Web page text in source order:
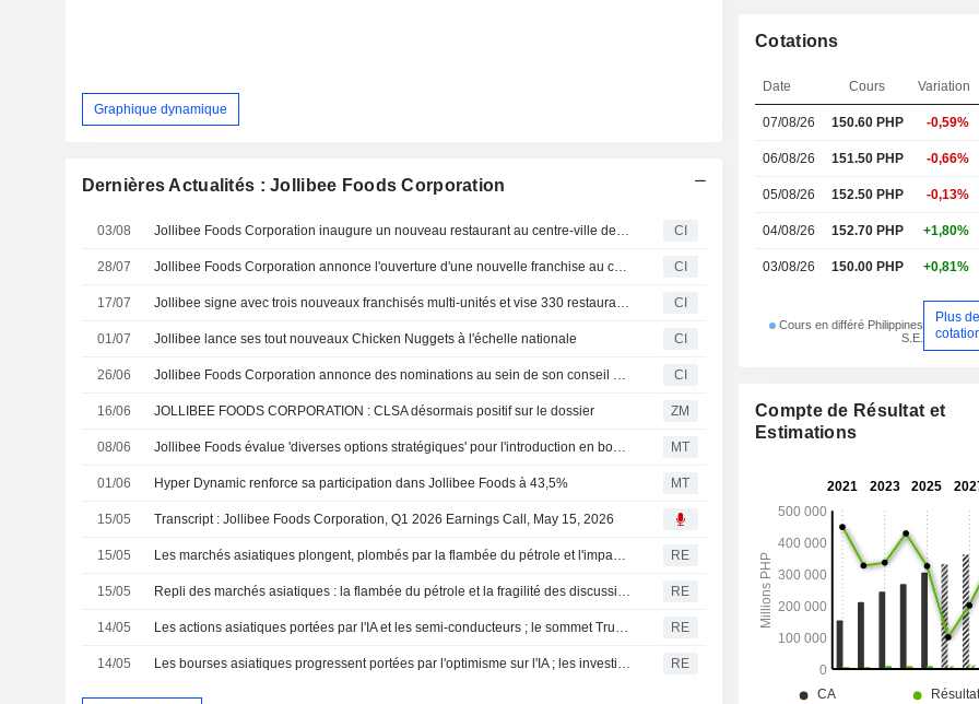
Graphique dynamique
Dernières Actualités : Jollibee Foods Corporation
03/08 Jollibee Foods Corporation inaugure un nouveau restaurant au centre-ville de San Francisco CI
28/07 Jollibee Foods Corporation annonce l'ouverture d'une nouvelle franchise au centre-ville de San Francisco CI
17/07 Jollibee signe avec trois nouveaux franchisés multi-unités et vise 330 restaurants aux États-Unis d'ici 2030 CI
01/07 Jollibee lance ses tout nouveaux Chicken Nuggets à l'échelle nationale CI
26/06 Jollibee Foods Corporation annonce des nominations au sein de son conseil d'administration CI
16/06 JOLLIBEE FOODS CORPORATION : CLSA désormais positif sur le dossier ZM
08/06 Jollibee Foods évalue 'diverses options stratégiques' pour l'introduction en bourse de ses activités internationales MT
01/06 Hyper Dynamic renforce sa participation dans Jollibee Foods à 43,5% MT
15/05 Transcript : Jollibee Foods Corporation, Q1 2026 Earnings Call, May 15, 2026
15/05 Les marchés asiatiques plongent, plombés par la flambée du pétrole et l'impasse des négociations USA-Iran RE
15/05 Repli des marchés asiatiques : la flambée du pétrole et la fragilité des discussions USA-Iran attisent les craintes inflationnistes RE
14/05 Les actions asiatiques portées par l'IA et les semi-conducteurs ; le sommet Trump-Xi en ligne de mire RE
14/05 Les bourses asiatiques progressent portées par l'optimisme sur l'IA ; les investisseurs scrutent le sommet Trump-Xi RE
par le groupe Jollibee et à ses
franchise des concepts de
rapide du groupe Jollibee. Le
services de soutien fournit divers
équipements des magasins, la
activités commerciales visant à
systèmes de restauration rapide.
Cotations
Date Cours Variation
07/08/26 150.60 PHP -0,59%
06/08/26 151.50 PHP -0,66%
05/08/26 152.50 PHP -0,13%
04/08/26 152.70 PHP +1,80%
03/08/26 150.00 PHP +0,81%
Cours en différé Philippines
S.E.
Plus de
Compte de Résultat et
Estimations